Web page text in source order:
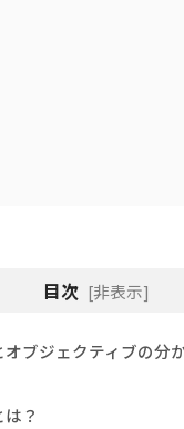
目次 [非表示]
オブジェクティブの分
？